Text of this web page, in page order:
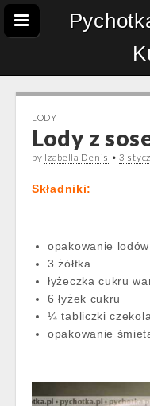
LODY
Lody z
by Izabella Denis •3
Składniki:
opakowanie
3 żółtka
łyżeczka cukru
6 łyżek cukru
¼ tabliczki
opakowanie